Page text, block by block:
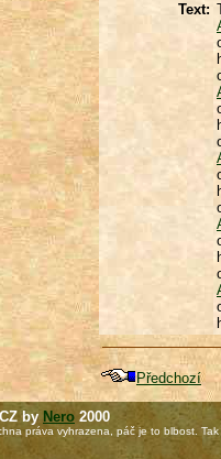
Text:
Předchozí
by Nero 2000
práva vyhrazena, páč je to blbost.